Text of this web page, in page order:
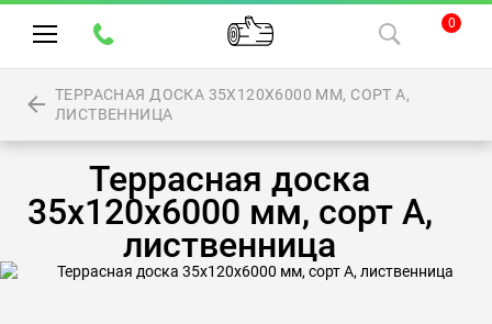
0
ТЕРРАСНАЯ ДОСКА 35Х120Х6000 ММ, СОРТ А,
ЛИСТВЕННИЦА
Террасная доска
35х120х6000 мм, сорт А,
лиственница